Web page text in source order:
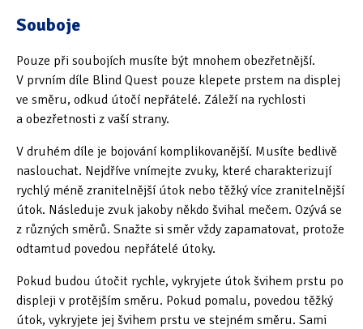
Souboje
Pouze při soubojích musíte být mnohem obezřetnější.
V prvním díle Blind Quest pouze klepete prstem na displej
ve směru, odkud útočí nepřátelé. Záleží na rychlosti
a obezřetnosti z vaší strany.
V druhém díle je bojování komplikovanější. Musíte bedlivě
naslouchat. Nejdříve vnímejte zvuky, které charakterizují
rychlý méně zranitelnější útok nebo těžký více zranitelnější
útok. Následuje zvuk jakoby někdo švihal mečem. Ozývá se
z různých směrů. Snažte si směr vždy zapamatovat, protože
odtamtud povedou nepřátelé útoky.
Pokud budou útočit rychle, vykryjete útok švihem prstu po
displeji v protějším směru. Pokud pomalu, povedou těžký
útok, vykryjete jej švihem prstu ve stejném směru. Sami